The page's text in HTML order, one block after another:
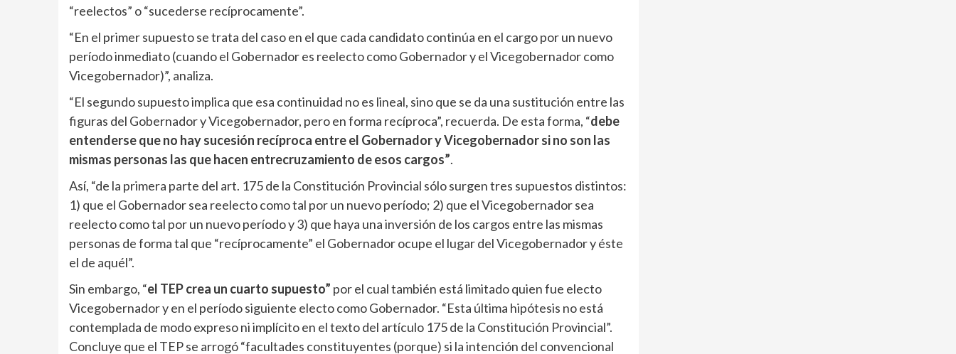
“reelectos” o “sucederse recíprocamente”.
“En el primer supuesto se trata del caso en el que cada candidato continúa en el cargo por un nuevo
período inmediato (cuando el Gobernador es reelecto como Gobernador y el Vicegobernador como
Vicegobernador)”, analiza.
“El segundo supuesto implica que esa continuidad no es lineal, sino que se da una sustitución entre las
figuras del Gobernador y Vicegobernador, pero en forma recíproca”, recuerda. De esta forma, “debe
entenderse que no hay sucesión recíproca entre el Gobernador y Vicegobernador si no son las
mismas personas las que hacen entrecruzamiento de esos cargos”.
Así, “de la primera parte del art. 175 de la Constitución Provincial sólo surgen tres supuestos distintos:
1) que el Gobernador sea reelecto como tal por un nuevo período; 2) que el Vicegobernador sea
reelecto como tal por un nuevo período y 3) que haya una inversión de los cargos entre las mismas
personas de forma tal que “recíprocamente” el Gobernador ocupe el lugar del Vicegobernador y éste
el de aquél”.
Sin embargo, “el TEP crea un cuarto supuesto” por el cual también está limitado quien fue electo
Vicegobernador y en el período siguiente electo como Gobernador. “Esta última hipótesis no está
contemplada de modo expreso ni implícito en el texto del artículo 175 de la Constitución Provincial”.
Concluye que el TEP se arrogó “facultades constituyentes (porque) si la intención del convencional